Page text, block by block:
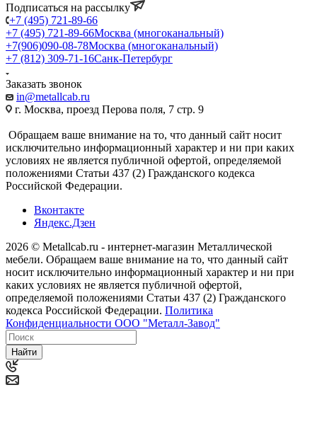
Подписаться на рассылку
+7 (495) 721-89-66
+7 (495) 721-89-66Москва (многоканальный)
+7(906)090-08-78Москва (многоканальный)
+7 (812) 309-71-16Санк-Петербург
Заказать звонок
in@metallcab.ru
г. Москва, проезд Перова поля, 7 стр. 9
Обращаем ваше внимание на то, что данный сайт носит
исключительно информационный характер и ни при каких
условиях не является публичной офертой, определяемой
положениями Статьи 437 (2) Гражданского кодекса
Российской Федерации.
Вконтакте
Яндекс.Дзен
2026 © Metallcab.ru - интернет-магазин Металлической
мебели. Обращаем ваше внимание на то, что данный сайт
носит исключительно информационный характер и ни при
каких условиях не является публичной офертой,
определяемой положениями Статьи 437 (2) Гражданского
кодекса Российской Федерации. Политика
Конфиденциальности ООО "Металл-Завод"
Найти